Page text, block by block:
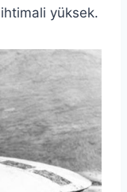
ihtimali yüksek.